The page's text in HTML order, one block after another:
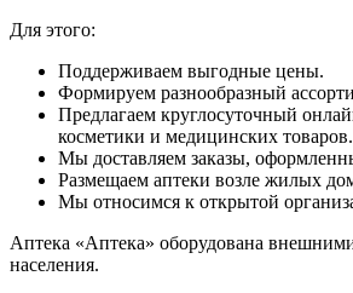
Для этого:
Поддерживаем выгодные цены.
Формируем разнообразный
Предлагаем круглосуточный
косметики и медицинских товаров.
Мы доставляем заказы,
Размещаем аптеки возле жилых
Мы относимся к открытой
Аптека «Аптека» оборудована
населения.